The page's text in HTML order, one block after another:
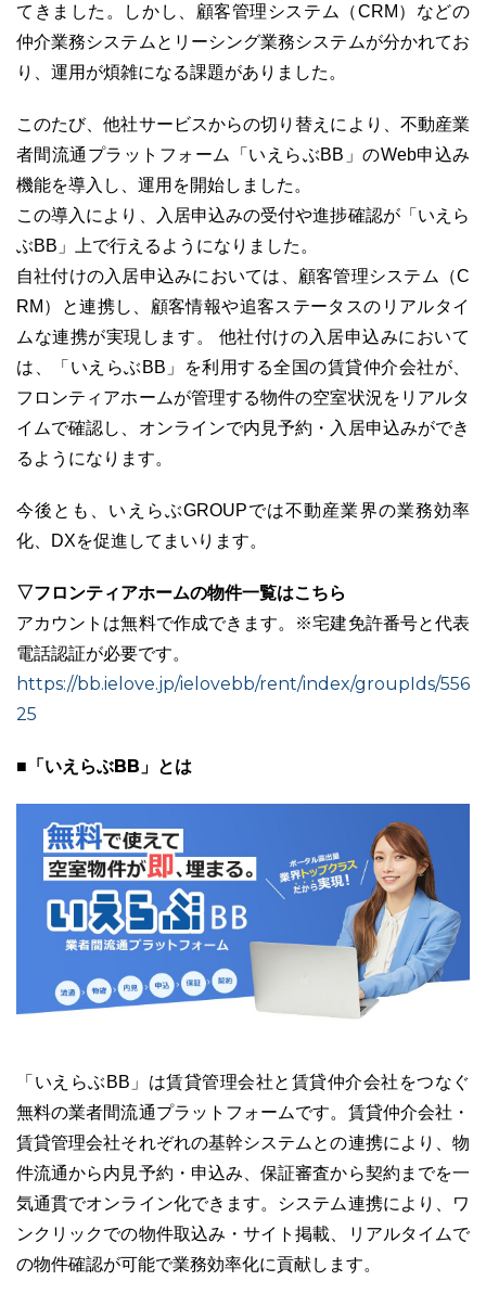
てきました。しかし、顧客管理システム（CRM）などの
仲介業務システムとリーシング業務システムが分かれてお
り、運用が煩雑になる課題がありました。
このたび、他社サービスからの切り替えにより、不動産業
者間流通プラットフォーム「いえらぶBB」のWeb申込み
機能を導入し、運用を開始しました。
この導入により、入居申込みの受付や進捗確認が「いえら
ぶBB」上で行えるようになりました。
自社付けの入居申込みにおいては、顧客管理システム（C
RM）と連携し、顧客情報や追客ステータスのリアルタイ
ムな連携が実現します。 他社付けの入居申込みにおいて
は、「いえらぶBB」を利用する全国の賃貸仲介会社が、
フロンティアホームが管理する物件の空室状況をリアルタ
イムで確認し、オンラインで内見予約・入居申込みができ
るようになります。
今後とも、いえらぶGROUPでは不動産業界の業務効率
化、DXを促進してまいります。
▽フロンティアホームの物件一覧はこちら
アカウントは無料で作成できます。※宅建免許番号と代表
電話認証が必要です。
https://bb.ielove.jp/ielovebb/rent/index/groupIds/556
25
■「いえらぶBB」とは
「いえらぶBB」は賃貸管理会社と賃貸仲介会社をつなぐ
無料の業者間流通プラットフォームです。賃貸仲介会社・
賃貸管理会社それぞれの基幹システムとの連携により、物
件流通から内見予約・申込み、保証審査から契約までを一
気通貫でオンライン化できます。システム連携により、ワ
ンクリックでの物件取込み・サイト掲載、リアルタイムで
の物件確認が可能で業務効率化に貢献します。